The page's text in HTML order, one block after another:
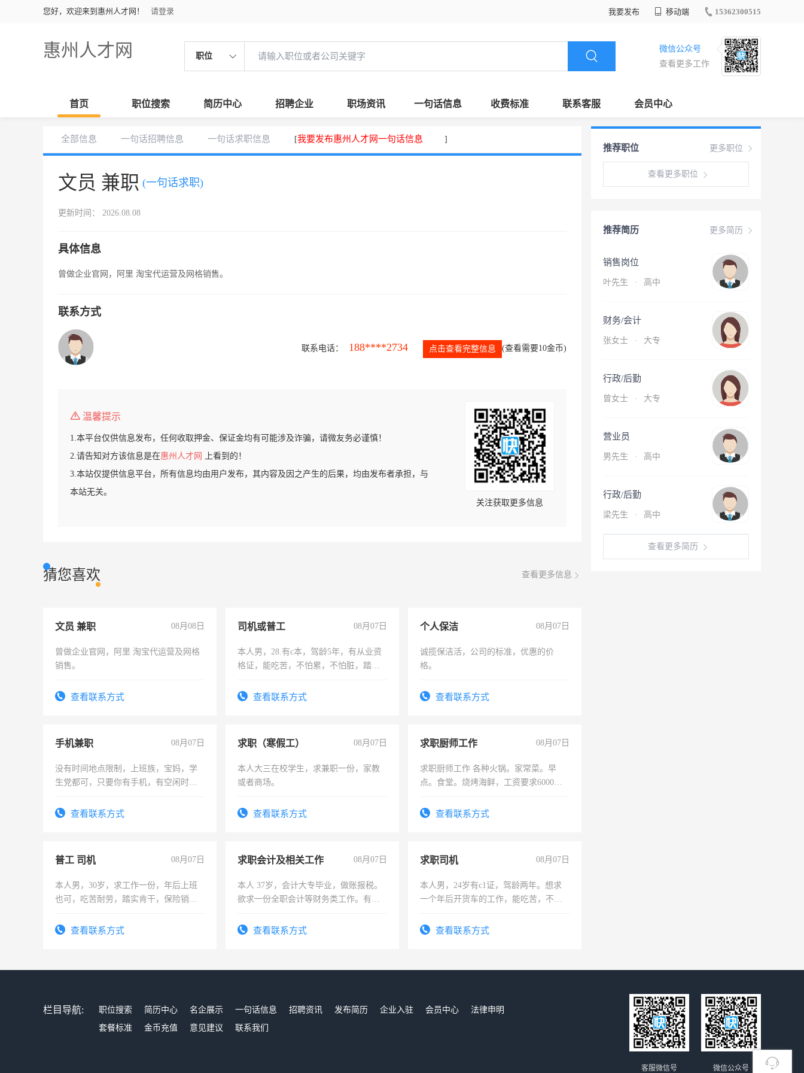
您好，欢迎来到惠州人才网！ 请登录 我要发布 移动端 15362300515
惠州人才网 职位
微信公众号
查看更多工作
首页 职位搜索 简历中心 招聘企业 职场资讯 一句话信息 收费标准 联系客服 会员中心
全部信息 一句话招聘信息 一句话求职信息 [我要发布惠州人才网一句话信息 ]
文员 兼职 (一句话求职)
更新时间： 2026.08.08
具体信息
曾做企业官网，阿里 淘宝代运营及网格销售。
联系方式
联系电话： 188****2734 点击查看完整信息 (查看需要10金币)
温馨提示
1.本平台仅供信息发布，任何收取押金、保证金均有可能涉及诈骗，请微友务必谨慎！
2.请告知对方该信息是在惠州人才网
上看到的！
3.本站仅提供信息平台，所有信息均由用户发布，其内容及因之产生的后果，均由发布者承担，与
本站无关。
关注获取更多信息
猜您喜欢 查看更多信息
文员 兼职 08月08日
曾做企业官网，阿里 淘宝代运营及网格
销售。
查看联系方式
司机或普工 08月07日
本人男，28.有c本，驾龄5年，有从业资
格证，能吃苦，不怕累，不怕脏，踏
查看联系方式
个人保洁 08月07日
诚揽保洁活，公司的标准，优惠的价
格。
查看联系方式
手机兼职 08月07日
没有时间地点限制，上班族，宝妈，学
生党都可，只要你有手机，有空闲时
勤快的四五十，每天挣零花钱没问题！
查看联系方式
求职（寒假工） 08月07日
本人大三在校学生，求兼职一份，家教
或者商场。
查看联系方式
求职厨师工作 08月07日
求职厨师工作 各种火锅。家常菜。早
点。食堂。烧烤海鲜，工资要求6000以
查看联系方式
普工 司机 08月07日
本人男，30岁，求工作一份，年后上班
也可，吃苦耐劳，踏实肯干，保险销售
查看联系方式
求职会计及相关工作 08月07日
本人 37岁，会计大专毕业，做账报税。
欲求一份全职会计等财务类工作。有会
查看联系方式
求职司机 08月07日
本人男，24岁有c1证，驾龄两年。想求
一个年后开货车的工作，能吃苦，不怕
查看联系方式
更多职位
推荐职位
查看更多职位
更多简历
推荐简历
销售岗位
叶先生 · 高中
财务/会计
张女士 · 大专
行政/后勤
曾女士 · 大专
营业员
男先生 · 高中
行政/后勤
梁先生 · 高中
查看更多简历
栏目导航: 职位搜索 简历中心 名企展示 一句话信息 招聘资讯 发布简历 企业入驻 会员中心
法律申明
套餐标准
金币充值 意见建议 联系我们
微信公众号
客服微信号